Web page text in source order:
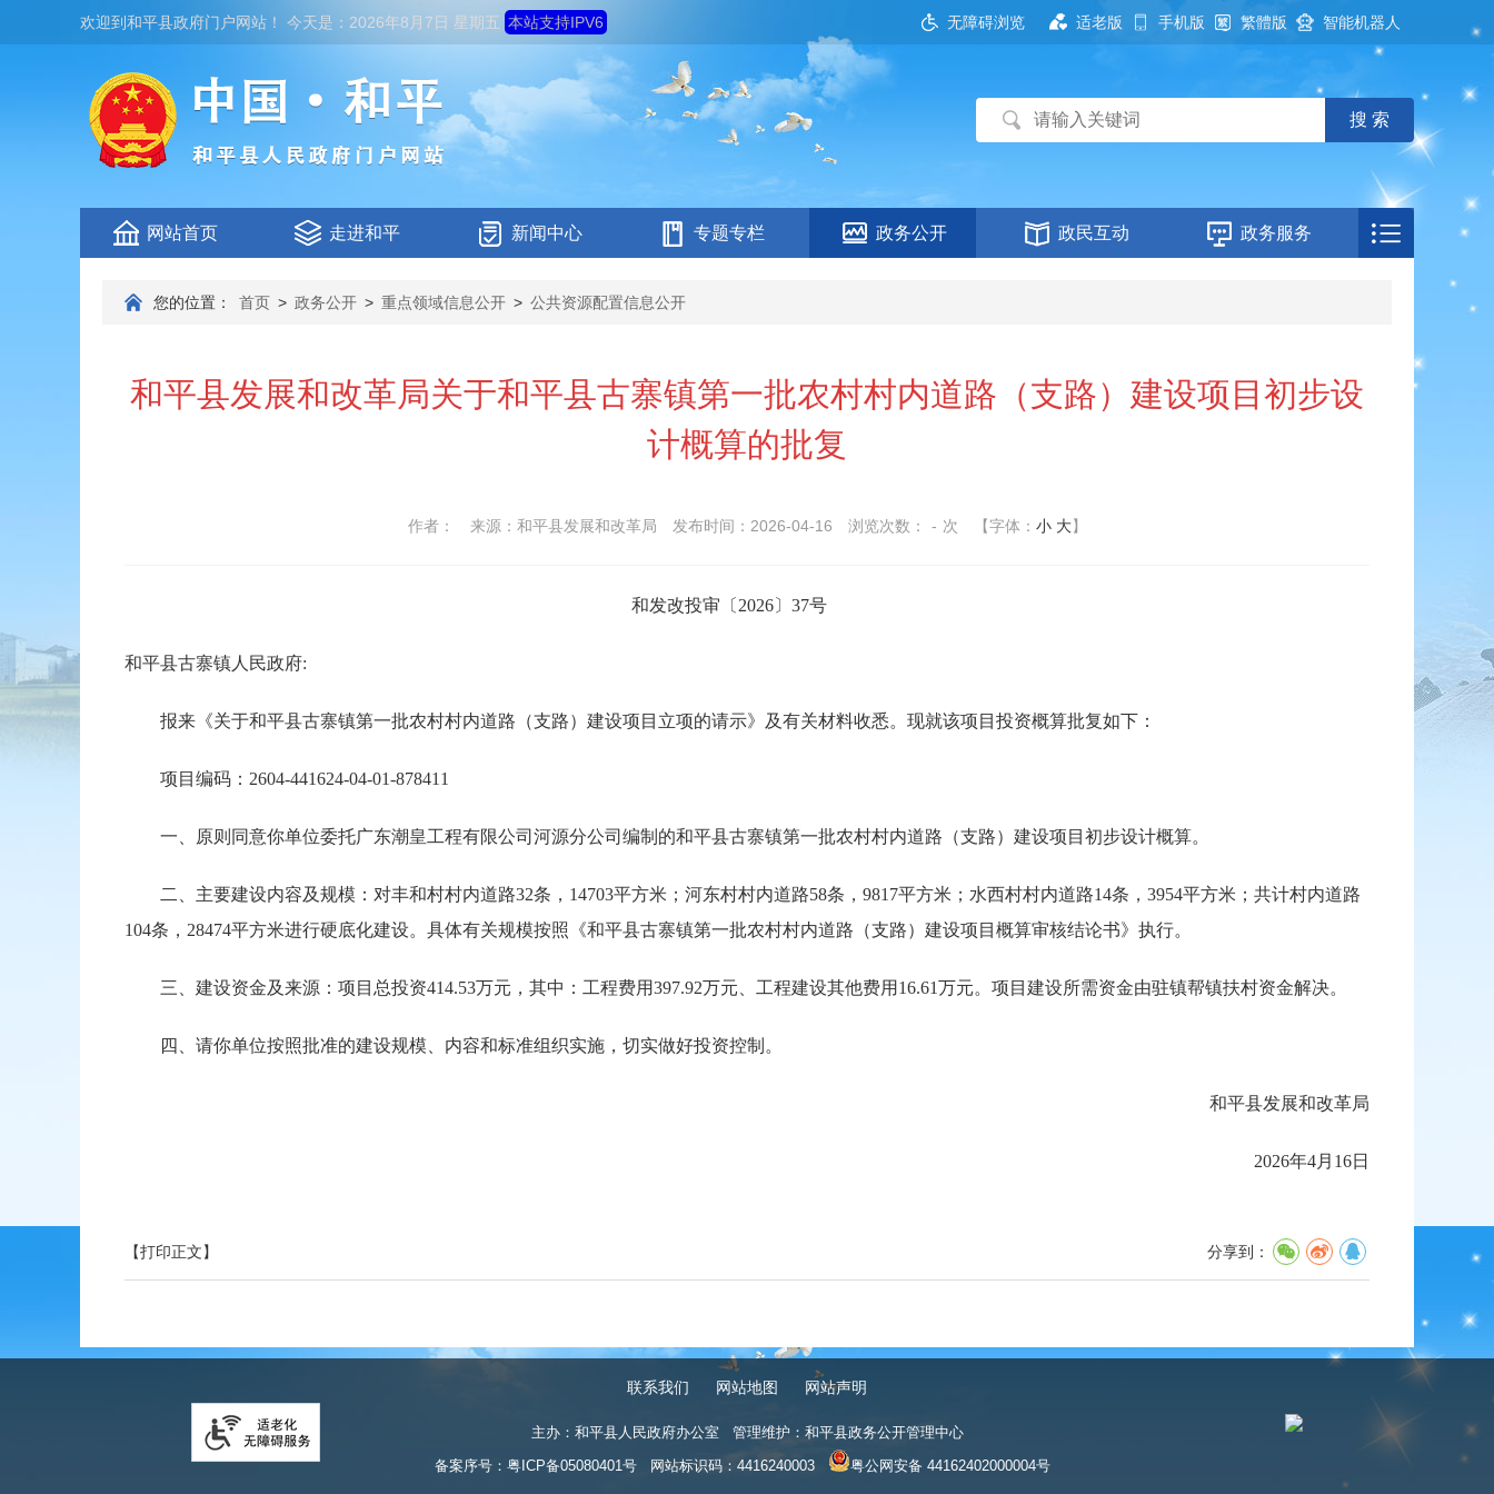
欢迎到和平县政府门户网站 ！ 今天是： 2026年8月7日 星期五 本站支持IPV6 无障碍浏览 适老版 手机版 繁體版 智能机器人
网站首页 走进和平 新闻中心 专题专栏 政务公开 政民互动 政务服务
您的位置： 首页 > 政务公开 > 重点领域信息公开 > 公共资源配置信息公开
和平县发展和改革局关于和平县古寨镇第一批农村村内道路（支路）建设项目初步设
计概算的批复
作者： 来源：和平县发展和改革局 发布时间：2026-04-16 浏览次数： - 次 【字体： 小 大】
和发改投审〔2026〕37号
和平县古寨镇人民政府:
报来《关于和平县古寨镇第一批农村村内道路（支路）建设项目立项的请示》及有关材料收悉。现就该项目投资概算批复如下：
项目编码：2604-441624-04-01-878411
一、原则同意你单位委托广东潮皇工程有限公司河源分公司编制的和平县古寨镇第一批农村村内道路（支路）建设项目初步设计概算。
二、主要建设内容及规模：对丰和村村内道路32条，14703平方米；河东村村内道路58条，9817平方米；水西村村内道路14条，3954平方米；共计村内道路
104条，28474平方米进行硬底化建设。具体有关规模按照《和平县古寨镇第一批农村村内道路（支路）建设项目概算审核结论书》执行。
三、建设资金及来源：项目总投资414.53万元，其中：工程费用397.92万元、工程建设其他费用16.61万元。项目建设所需资金由驻镇帮镇扶村资金解决。
四、请你单位按照批准的建设规模、内容和标准组织实施，切实做好投资控制。
和平县发展和改革局
2026年4月16日
分享到：
【打印正文】
联系我们 网站地图 网站声明
主办：和平县人民政府办公室 管理维护：和平县政务公开管理中心
备案序号： 粤ICP备05080401号 网站标识码：4416240003 粤公网安备 44162402000004号